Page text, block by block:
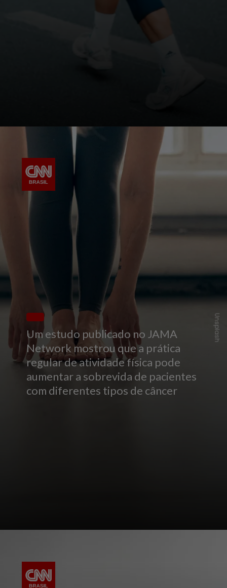
Um estudo publicado no JAMA
Network mostrou que a prática
regular de atividade física pode
aumentar a sobrevida de pacientes
com diferentes tipos de câncer
Unsplash